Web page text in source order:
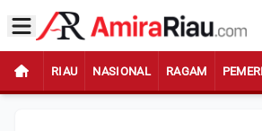
RIAU NASIONAL RAGAM